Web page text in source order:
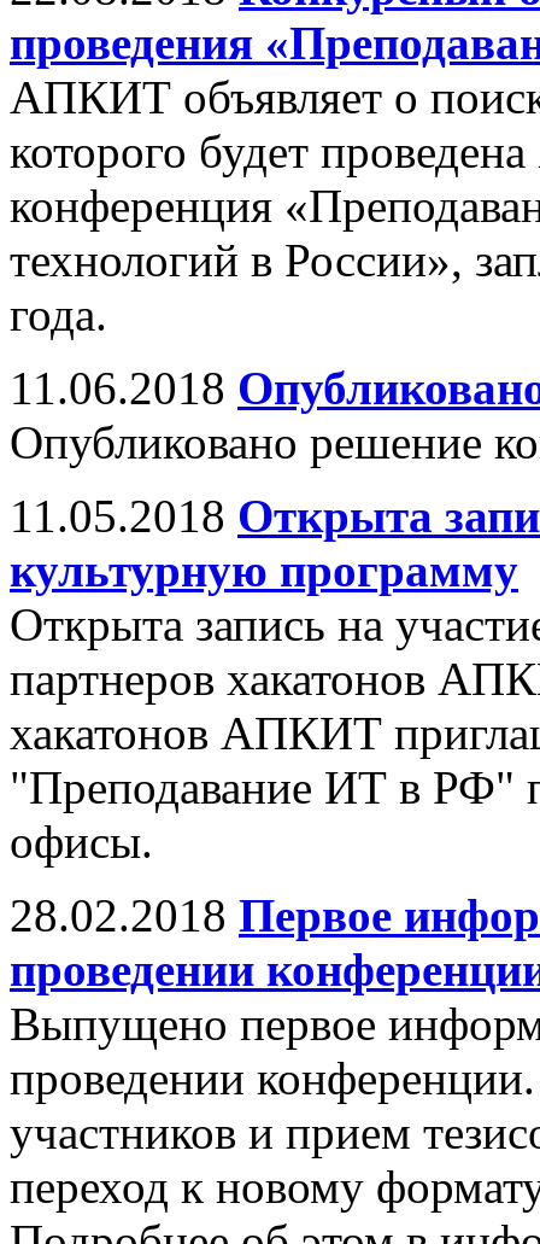
проведения
АПКИТ объявляет о
которого будет
конференция
технологий в России»,
года.
11.06.2018
Опубликовано решение
11.05.2018 Открыта
культурную программу
Открыта запись на
партнеров хакатонов
хакатонов АПКИТ
"Преподавание ИТ в РФ"
офисы.
28.02.2018 Первое
проведении
Выпущено первое
проведении
участников и прием
переход к новому